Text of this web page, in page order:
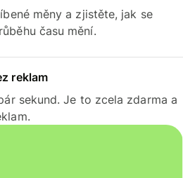
měny a zjistěte, jak se
času mění.
reklam
sekund. Je to zcela zdarma a